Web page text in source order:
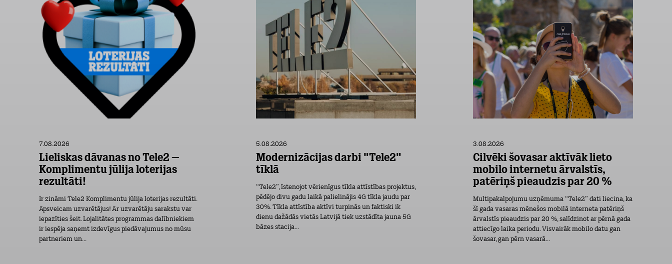
7.08.2026
Lieliskas dāvanas no Tele2 –
Komplimentu jūlija loterijas
rezultāti!
Ir zināmi Tele2 Komplimentu jūlija loterijas rezultāti.
Apsveicam uzvarētājus! Ar uzvarētāju sarakstu var
iepazīties šeit. Lojalitātes programmas dalībniekiem
ir iespēja saņemt izdevīgus piedāvajumus no mūsu
partneriem un...
5.08.2026
Modernizācijas darbi "Tele2"
tīklā
“Tele2”, īstenojot vērienīgus tīkla attīstības projektus,
pēdējo divu gadu laikā palielinājis 4G tīkla jaudu par
30%. Tīkla attīstība aktīvi turpinās un faktiski ik
dienu dažādās vietās Latvijā tiek uzstādīta jauna 5G
bāzes stacija...
3.08.2026
Cilvēki šovasar aktīvāk lieto
mobilo internetu ārvalstīs,
patēriņš pieaudzis par 20 %
Multipakalpojumu uzņēmuma “Tele2” dati liecina, ka
šī gada vasaras mēnešos mobilā interneta patēriņš
ārvalstīs pieaudzis par 20 %, salīdzinot ar pērnā gada
attiecīgo laika periodu. Visvairāk mobilo datu gan
šovasar, gan pērn vasarā...